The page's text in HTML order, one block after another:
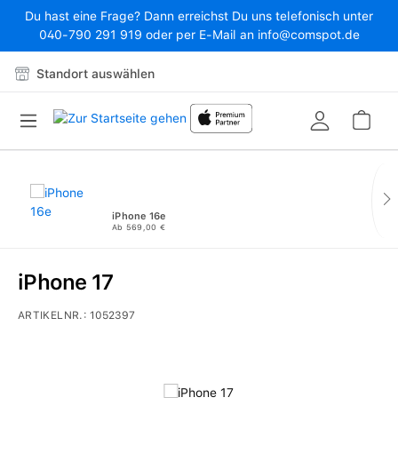
Zum Hauptinhalt springen
Du hast eine Frage? Dann erreichst Du uns telefonisch unter
040-790 291 919 oder per E-Mail an info@comspot.de
Standort auswählen
iPhone 16e
Ab 569,00 €
iPhone 17
ARTIKELNR.:1052397